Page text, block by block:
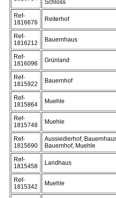
Schloss
Ref-
1816676
Reiterhof
Ref-
1816212
Bauernhaus
Ref-
1816096
Grünland
Ref-
1815922
Bauernhof
Ref-
1815864
Muehle
Ref-
1815748
Muehle
Ref-
1815690
Aussiedlerhof,
Bauernhof, Muehle
Ref-
1815458
Landhaus
Ref-
1815342
Muehle